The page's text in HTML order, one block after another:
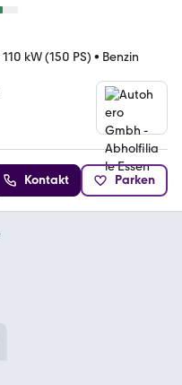
110 kW (150 PS) • Benzin
Kontakt Parken